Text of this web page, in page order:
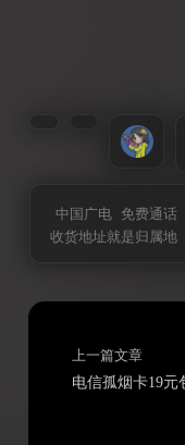
中国广电 免费通话
收货地址就是归属地
上一篇文章